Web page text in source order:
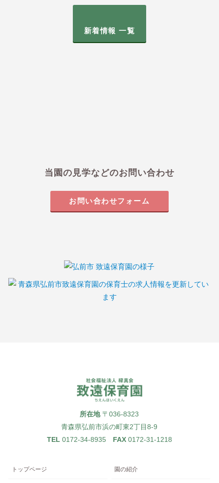
新着情報 一覧
当園の見学などのお問い合わせ
お問い合わせフォーム
所在地〒036-8323
青森県弘前市浜の町東2丁目8-9
TEL 0172-34-8935 FAX0172-31-1218
トップページ 園の紹介